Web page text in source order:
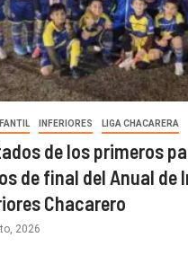
INFERIORES LIGA CHACARERA
de los primeros
de final del Anual de
Chacarero
2026